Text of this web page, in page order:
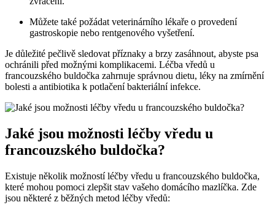
Můžete také požádat veterinárního lékaře o provedení
gastroskopie nebo rentgenového vyšetření.
Je důležité pečlivě sledovat příznaky a brzy zasáhnout, abyste psa
ochránili před možnými komplikacemi. Léčba vředů u
francouzského buldočka zahrnuje správnou dietu, léky na zmírnění
bolesti a antibiotika k potlačení bakteriální infekce.
Jaké jsou možnosti léčby vředu u
francouzského buldočka?
Existuje několik možností léčby vředu u francouzského buldočka,
které mohou pomoci zlepšit stav vašeho domácího mazlíčka. Zde
jsou některé z běžných metod léčby vředů: